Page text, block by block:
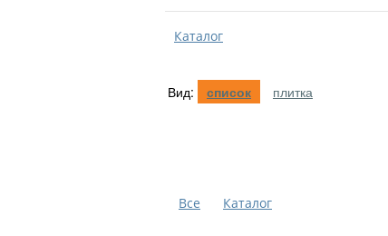
Каталог
Вид: список плитка
Все Каталог